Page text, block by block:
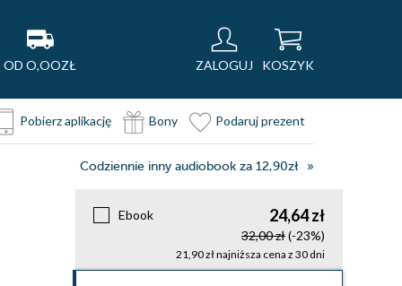
OD O,OOZŁ ZALOGUJ KOSZYK
Pobierz aplikację Bony Podaruj prezent
Codziennie inny audiobook za 12,90zł
Ebook 24,64 zł
32,00 zł(-23%)
21,90 zł najniższa cena z 30 dni